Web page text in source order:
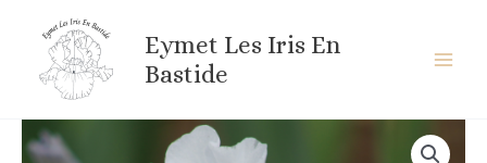
contenu
Eymet Les Iris En
Bastide